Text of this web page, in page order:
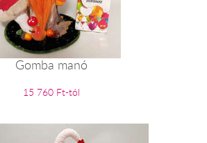
Gomba manó
15 760 Ft-tól